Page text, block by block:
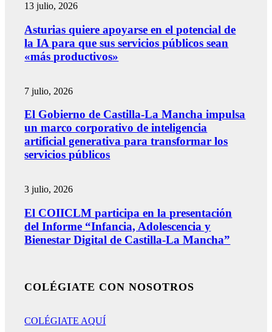
13 julio, 2026
Asturias quiere apoyarse en el potencial de
la IA para que sus servicios públicos sean
«más productivos»
7 julio, 2026
El Gobierno de Castilla-La Mancha impulsa
un marco corporativo de inteligencia
artificial generativa para transformar los
servicios públicos
3 julio, 2026
El COIICLM participa en la presentación
del Informe “Infancia, Adolescencia y
Bienestar Digital de Castilla-La Mancha”
COLÉGIATE CON NOSOTROS
COLÉGIATE AQUÍ